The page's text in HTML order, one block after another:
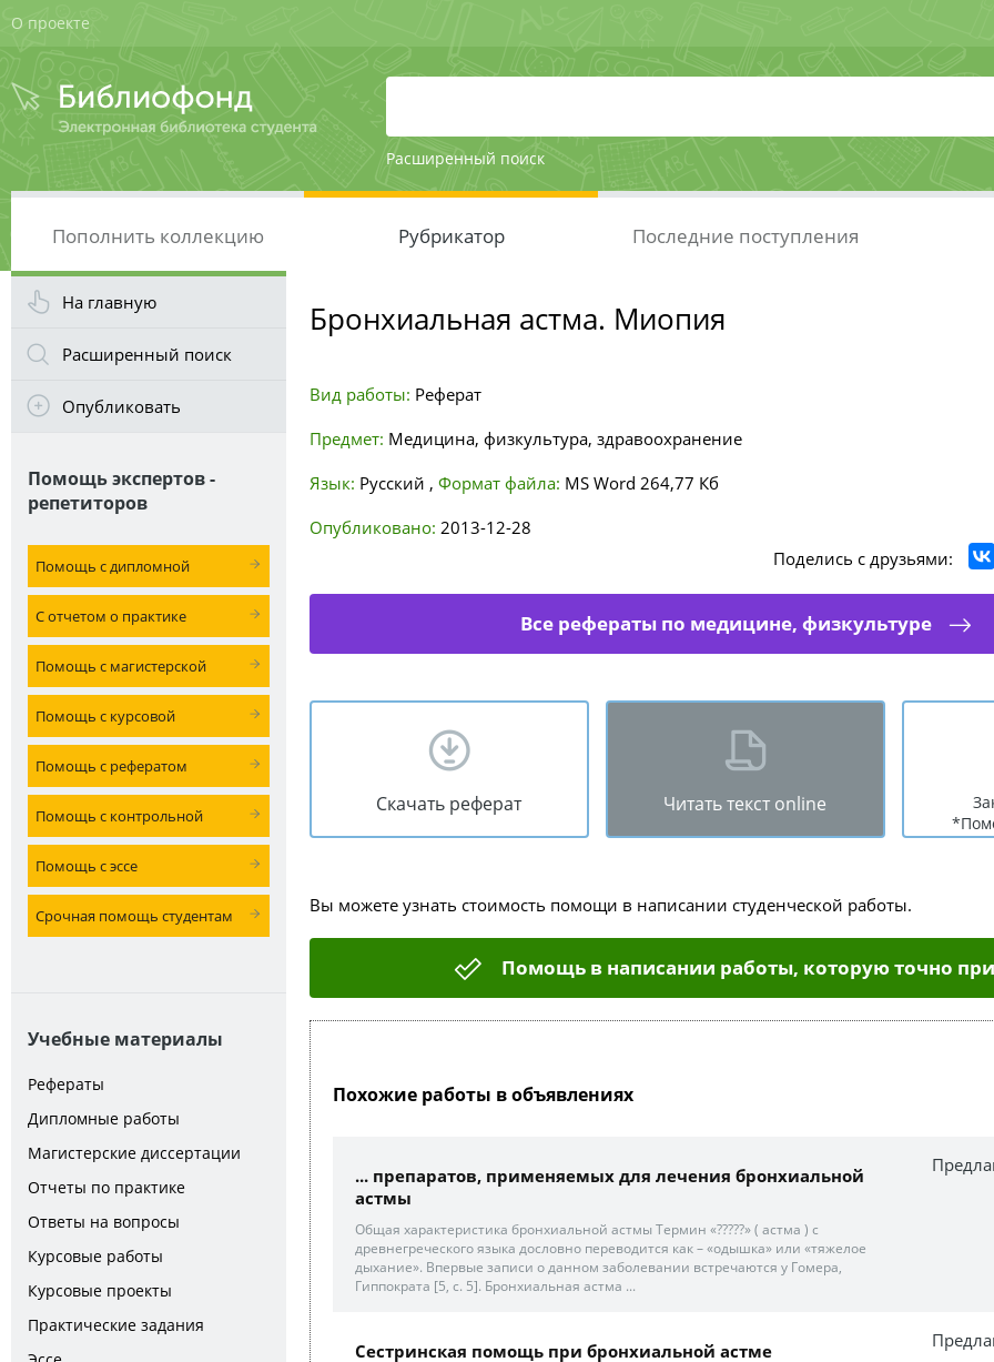
О проекте
Расширенный поиск
Пополнить коллекцию Рубрикатор Последние поступления
На главную
Расширенный поиск
Опубликовать
Помощь экспертов -
репетиторов
Помощь с дипломной
С отчетом о практике
Помощь с магистерской
Помощь с курсовой
Помощь с рефератом
Помощь с контрольной
Помощь с эссе
Срочная помощь студентам
Учебные материалы
Рефераты
Дипломные работы
Магистерские диссертации
Отчеты по практике
Ответы на вопросы
Курсовые работы
Курсовые проекты
Практические задания
Бронхиальная астма. Миопия
Вид работы: Реферат
Предмет: Медицина, физкультура, здравоохранение
Язык: Русский , Формат файла: MS Word 264,77 Кб
Опубликовано: 2013-12-28
Поделись с друзьями:
Все рефераты по медицине, физкультуре
Скачать реферат Читать текст online
Вы можете узнать стоимость помощи в написании студенческой работы.
Помощь в написании работы, которую точно
Похожие работы в объявлениях
... препаратов, применяемых для лечения бронхиальной
астмы
Общая характеристика бронхиальной астмы Термин «?????» ( астма ) с
древнегреческого языка дословно переводится как – «одышка» или «тяжелое
дыхание». Впервые записи о данном заболевании встречаются у Гомера,
Гиппократа [5, c. 5]. Бронхиальная астма ...
Сестринская помощь при бронхиальной астме